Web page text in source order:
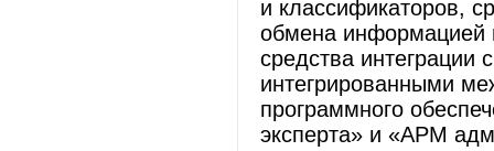
и классификаторов,
обмена информацией
средства
интегрированными
программного
эксперта» и «АРМ